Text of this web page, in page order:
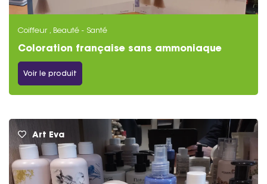
Coiffeur , Beauté - Santé
Coloration française sans ammoniaque
Voir le produit
Art Eva